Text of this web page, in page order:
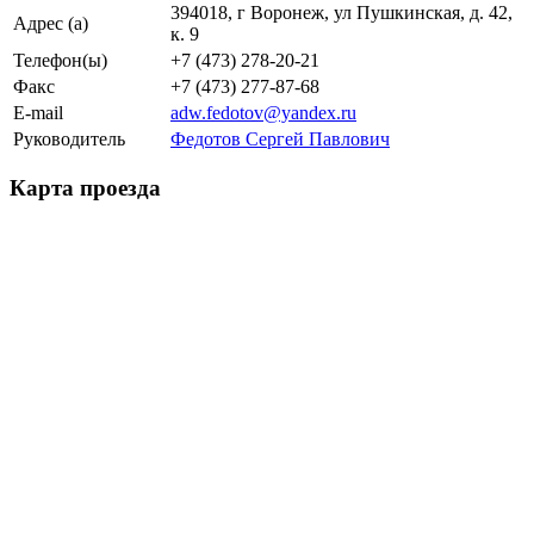
Адрес (а)
394018, г Воронеж, ул Пушкинская, д. 42,
к. 9
Телефон(ы)
+7 (473) 278-20-21
Факс
+7 (473) 277-87-68
E-mail
adw.fedotov@yandex.ru
Руководитель
Федотов Сергей Павлович
Карта проезда